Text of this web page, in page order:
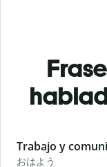
Slide 1 of 6
Trabajo y
おはよう